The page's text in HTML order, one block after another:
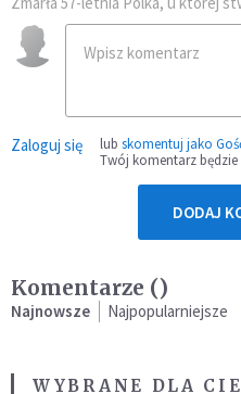
Zaloguj się lub skomentuj jako
Twój komentarz
DODAJ
Komentarze ()
Najnowsze Najpopularniejsze
WYBRANE DLA